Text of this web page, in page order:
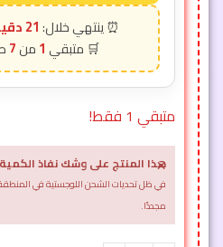
21 دقيقة و 54 ثانية
1
7
متبقي 1 فقط!
هذا المنتج على وشك نفاذ
في ظل تحديات الشحن اللوجستية في
مجددًا.
×